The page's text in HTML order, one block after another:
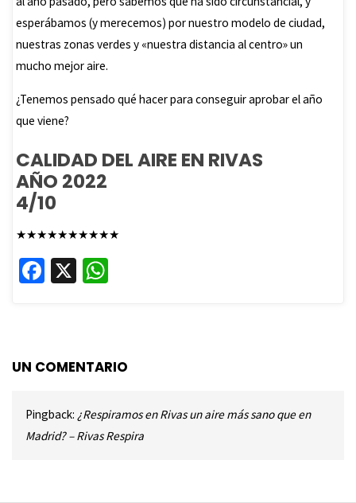
esperábamos (y merecemos) por nuestro modelo de ciudad,
nuestras zonas verdes y «nuestra distancia al centro» un
mucho mejor aire.
¿Tenemos pensado qué hacer para conseguir aprobar el año
que viene?
CALIDAD DEL AIRE EN RIVAS
AÑO 2022
4/10
★★★★★★★★★★
Fa
o
X
p
UN COMENTARIO
Pingback: ¿Respiramos en Rivas un aire más sano que en
Madrid? – Rivas Respira